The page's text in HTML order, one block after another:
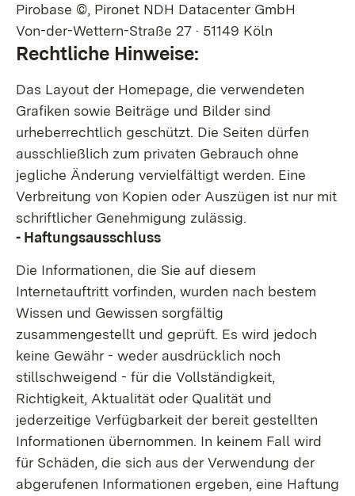
Pirobase ©, Pironet NDH Datacenter GmbH
Von-der-Wettern-Straße 27 · 51149 Köln
Rechtliche Hinweise:
Das Layout der Homepage, die verwendeten
Grafiken sowie Beiträge und Bilder sind
urheberrechtlich geschützt. Die Seiten dürfen
ausschließlich zum privaten Gebrauch ohne
jegliche Änderung vervielfältigt werden. Eine
Verbreitung von Kopien oder Auszügen ist nur mit
schriftlicher Genehmigung zulässig.
- Haftungsausschluss
Die Informationen, die Sie auf diesem
Internetauftritt vorfinden, wurden nach bestem
Wissen und Gewissen sorgfältig
zusammengestellt und geprüft. Es wird jedoch
keine Gewähr - weder ausdrücklich noch
stillschweigend - für die Vollständigkeit,
Richtigkeit, Aktualität oder Qualität und
jederzeitige Verfügbarkeit der bereit gestellten
Informationen übernommen. In keinem Fall wird
für Schäden, die sich aus der Verwendung der
abgerufenen Informationen ergeben, eine Haftung